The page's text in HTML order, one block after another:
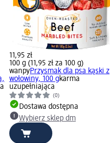
11,95 zł
100 g (11,95 zł za 100 g)
wanpyPrzysmak dla psa kąski z
wołowiny, 100 gkarma
uzupełniająca
(0)
Dostawa dostępna
Wybierz sklep dm